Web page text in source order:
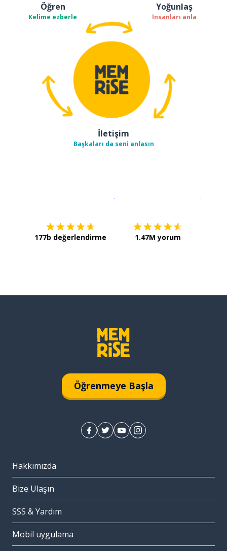
Öğren
Kelime ezberle
Yoğunlaş
İnsanları anla
İletişim
Başkaları da seni anlasın
177b değerlendirme 1.47M yorum
Öğrenmeye Başla
Hakkımızda
Bize Ulaşın
SSS & Yardım
Mobil uygulama